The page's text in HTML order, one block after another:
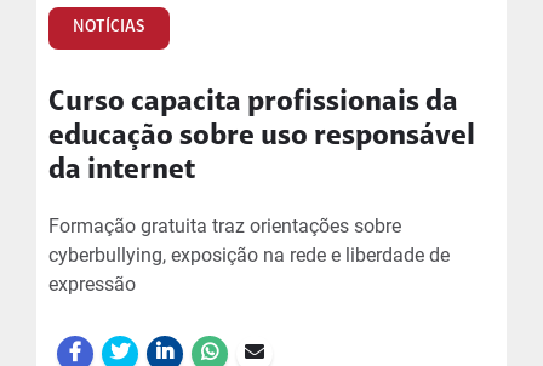
NOTÍCIAS
Curso capacita profissionais da
educação sobre uso responsável
da internet
Formação gratuita traz orientações sobre
cyberbullying, exposição na rede e liberdade de
expressão